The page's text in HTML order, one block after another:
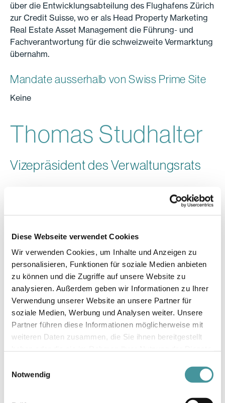
Diese Webseite verwendet Cookies
Wir verwenden Cookies, um Inhalte und Anzeigen zu
personalisieren, Funktionen für soziale Medien anbieten
zu können und die Zugriffe auf unsere Website zu
analysieren. Außerdem geben wir Informationen zu Ihrer
Verwendung unserer Website an unsere Partner für
soziale Medien, Werbung und Analysen weiter. Unsere
Partner führen diese Informationen möglicherweise mit
weiteren Daten zusammen, die Sie ihnen bereitgestellt
Notwendig
über die Entwicklungsabteilung des Flughafens Zürich
zur Credit Suisse, wo er als Head Property Marketing
Real Estate Asset Management die Führung- und
Fachverantwortung für die schweizweite Vermarktung
übernahm.
Mandate ausserhalb von Swiss Prime Site
Keine
Thomas Studhalter
Vizepräsident des Verwaltungsrats
Funktion